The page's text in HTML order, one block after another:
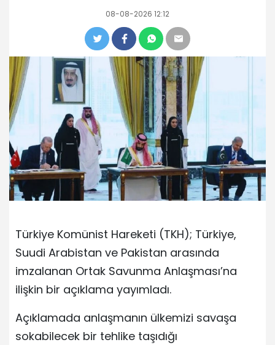
08-08-2026 12:12
Türkiye Komünist Hareketi (TKH); Türkiye,
Suudi Arabistan ve Pakistan arasında
imzalanan Ortak Savunma Anlaşması’na
ilişkin bir açıklama yayımladı.
Açıklamada anlaşmanın ülkemizi savaşa
sokabilecek bir tehlike taşıdığı